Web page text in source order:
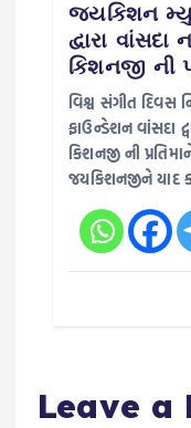
જયકિશન
દ્વારા
કિશનજી ની
વિશ્વ સંગીત દિવસ
ફાઉન્ડેશન વાંસદા
કિશનજી ની
જયકિશનજીને યાદ
Leave a